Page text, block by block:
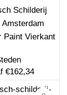
Schilderij
Paint Vierkant
€162,34